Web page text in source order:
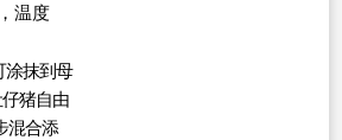
温度
涂抹到母
猪自由
混合添